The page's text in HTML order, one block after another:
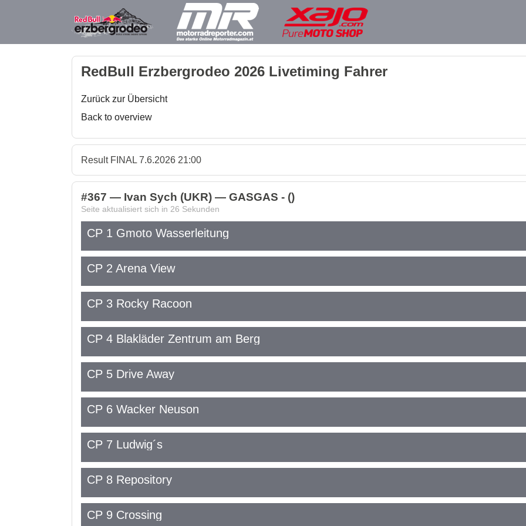
RedBull Erzbergrodeo 2026 Livetiming Fahrer
Zurück zur Übersicht
Back to overview
Result FINAL 7.6.2026 21:00
#367 — Ivan Sych (UKR) — GASGAS - ()
Seite aktualisiert sich in 26 Sekunden
CP 1 Gmoto Wasserleitung
CP 2 Arena View
CP 3 Rocky Racoon
CP 4 Blakläder Zentrum am Berg
CP 5 Drive Away
CP 6 Wacker Neuson
CP 7 Ludwig´s
CP 8 Repository
CP 9 Crossing